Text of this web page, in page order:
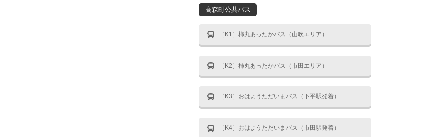
高森町公共バス
［K1］柿丸あったかバス（山吹エリア）
［K2］柿丸あったかバス（市田エリア）
［K3］おはようただいまバス（下平駅発着）
［K4］おはようただいまバス（市田駅発着）